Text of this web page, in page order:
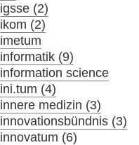
igsse (2)
ikom (2)
imetum
informatik (9)
information science
ini.tum (4)
innere medizin (3)
innovationsbündnis (3)
innovatum (6)